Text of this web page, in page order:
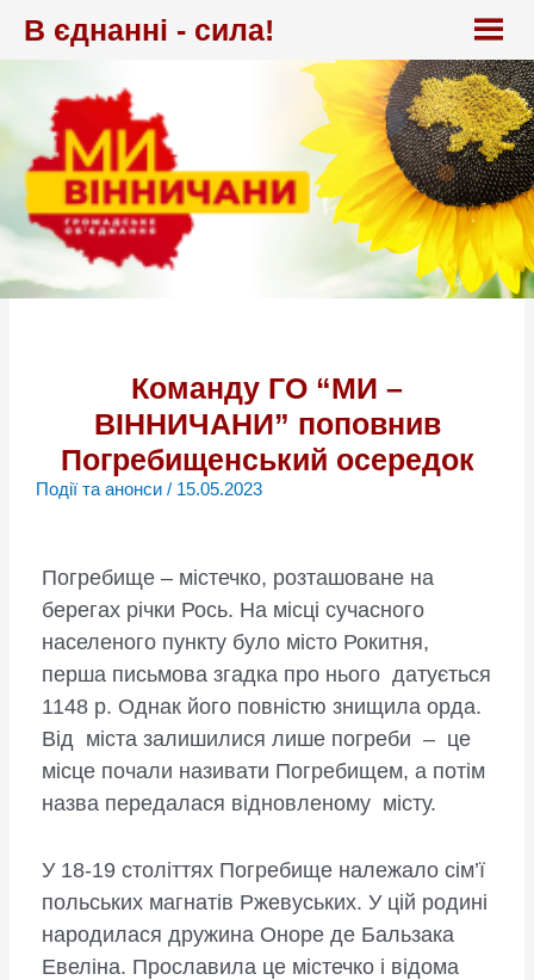
В єднанні - сила!
Команду ГО “МИ –
ВІННИЧАНИ” поповнив
Погребищенський осередок
Події та анонси/ 15.05.2023
Погребище – містечко, розташоване на
берегах річки Рось. На місці сучасного
населеного пункту було місто Рокитня,
перша письмова згадка про нього датується
1148 р. Однак його повністю знищила орда.
Від міста залишилися лише погреби – це
місце почали називати Погребищем, а потім
назва передалася відновленому місту.
У 18-19 століттях Погребище належало сім’ї
польських магнатів Ржевуських. У цій родині
народилася дружина Оноре де Бальзака
Евеліна. Прославила це містечко і відома